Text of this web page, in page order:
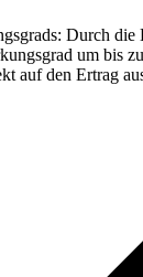
Durch die
um bis
auf den Ertrag